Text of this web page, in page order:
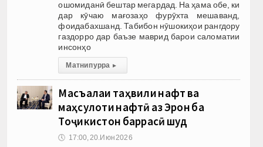
ошомиданӣ бештар мегардад. На ҳама обе, ки
дар кӯчаю мағозаҳо фурӯхта мешаванд,
фоидабахшанд. Табибон нӯшокиҳои рангдору
газдорро дар баъзе маврид барои саломатии
инсонҳо
Матни пурра ▸
Масъалаи таҳвили нафт ва
маҳсулоти нафтӣ аз Эрон ба
Тоҷикистон баррасӣ шуд
🕔 17:00, 20.Июн 2026